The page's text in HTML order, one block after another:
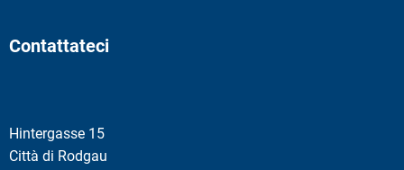
Contattateci
Hintergasse 15
Città di Rodgau